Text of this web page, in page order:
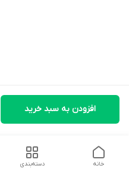
افزودن به سبد خرید
دسته‌بندی خانه